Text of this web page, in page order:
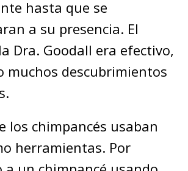
hasta que se
a su presencia. El
Dra. Goodall era efectivo,
muchos descubrimientos
los chimpancés usaban
herramientas. Por